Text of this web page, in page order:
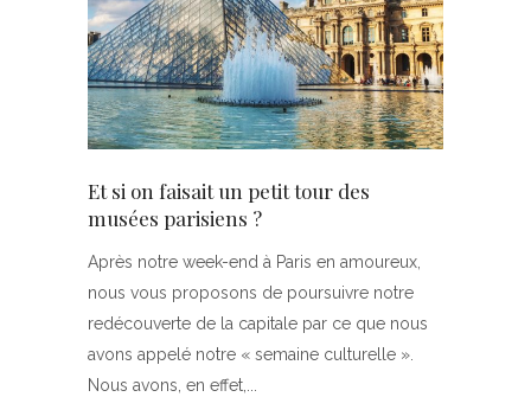
Et si on faisait un petit tour des
musées parisiens ?
Après notre week-end à Paris en amoureux,
nous vous proposons de poursuivre notre
redécouverte de la capitale par ce que nous
avons appelé notre « semaine culturelle ».
Nous avons, en effet,